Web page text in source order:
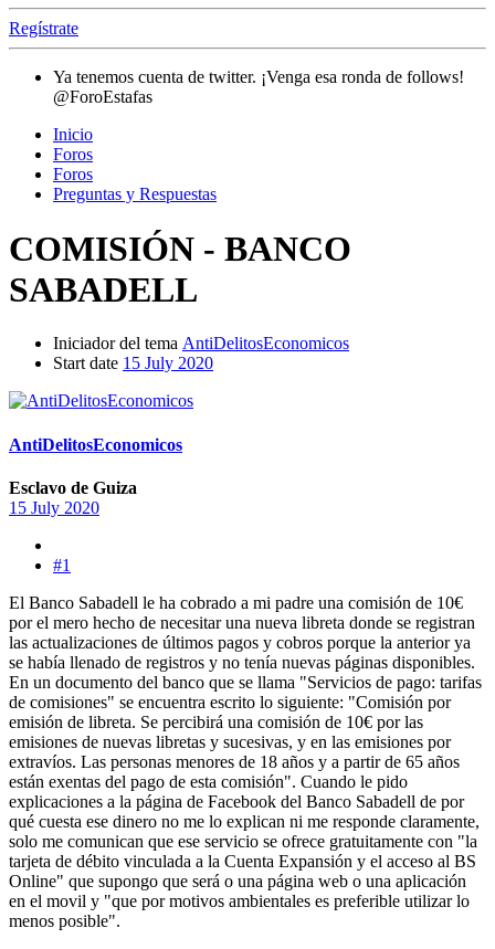
Regístrate
Ya tenemos cuenta de twitter. ¡Venga esa ronda de follows!
@ForoEstafas
Inicio
Foros
Foros
Preguntas y Respuestas
COMISIÓN - BANCO
SABADELL
Iniciador del tema AntiDelitosEconomicos
Start date 15 July 2020
AntiDelitosEconomicos
Esclavo de Guiza
15 July 2020
#1
El Banco Sabadell le ha cobrado a mi padre una comisión de 10€
por el mero hecho de necesitar una nueva libreta donde se registran
las actualizaciones de últimos pagos y cobros porque la anterior ya
se había llenado de registros y no tenía nuevas páginas disponibles.
En un documento del banco que se llama "Servicios de pago: tarifas
de comisiones" se encuentra escrito lo siguiente: "Comisión por
emisión de libreta. Se percibirá una comisión de 10€ por las
emisiones de nuevas libretas y sucesivas, y en las emisiones por
extravíos. Las personas menores de 18 años y a partir de 65 años
están exentas del pago de esta comisión". Cuando le pido
explicaciones a la página de Facebook del Banco Sabadell de por
qué cuesta ese dinero no me lo explican ni me responde claramente,
solo me comunican que ese servicio se ofrece gratuitamente con "la
tarjeta de débito vinculada a la Cuenta Expansión y el acceso al BS
Online" que supongo que será o una página web o una aplicación
en el movil y "que por motivos ambientales es preferible utilizar lo
menos posible".